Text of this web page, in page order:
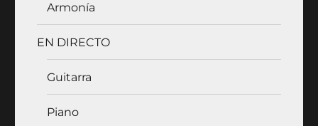
Armonía
EN DIRECTO
Guitarra
Piano